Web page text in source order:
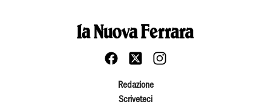
Redazione
Scriveteci